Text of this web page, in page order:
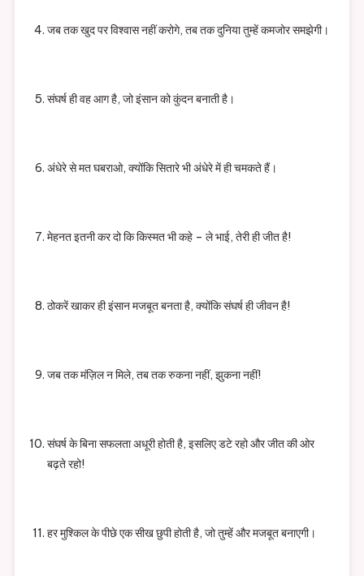
जब तक खुद पर विश्वास नहीं करोगे, तब तक दुनिया तुम्हें कमजोर समझेगी।
संघर्ष ही वह आग है, जो इंसान को कुंदन बनाती है।
अंधेरे से मत घबराओ, क्योंकि सितारे भी अंधेरे में ही चमकते हैं।
मेहनत इतनी कर दो कि किस्मत भी कहे – ले भाई, तेरी ही जीत है!
ठोकरें खाकर ही इंसान मजबूत बनता है, क्योंकि संघर्ष ही जीवन है!
जब तक मंज़िल न मिले, तब तक रुकना नहीं, झुकना नहीं!
संघर्ष के बिना सफलता अधूरी होती है, इसलिए डटे रहो और जीत की ओर
बढ़ते रहो!
हर मुश्किल के पीछे एक सीख छुपी होती है, जो तुम्हें और मजबूत बनाएगी।